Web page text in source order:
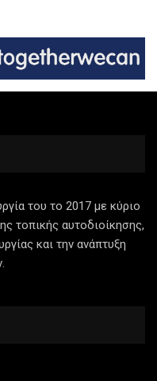
του το 2017 με κύριο
τοπικής αυτοδιοίκησης,
και την ανάπτυξη